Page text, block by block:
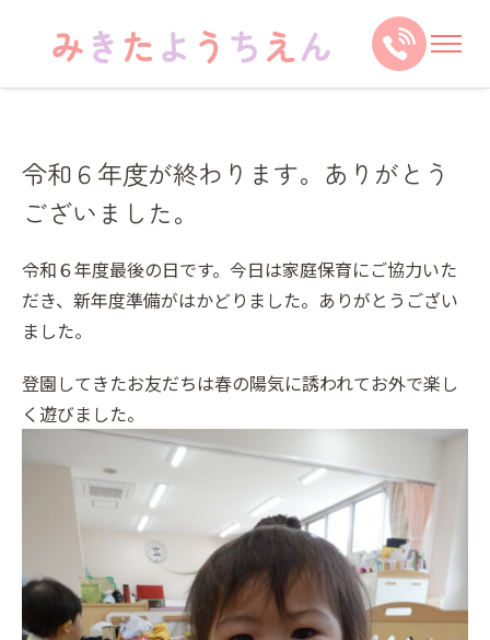
令和６年度が終わります。ありがとう
ございました。
令和６年度最後の日です。今日は家庭保育にご協力いた
だき、新年度準備がはかどりました。ありがとうござい
ました。
登園してきたお友だちは春の陽気に誘われてお外で楽し
く遊びました。